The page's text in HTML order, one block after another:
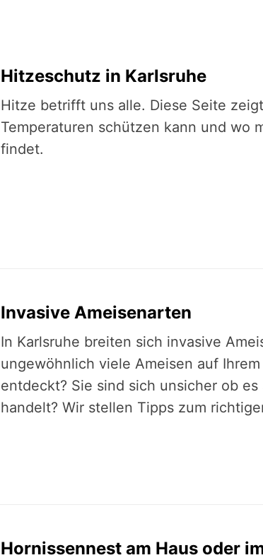
Hitzeschutz in Karlsruhe
Hitze betrifft uns alle. Diese Seite
Temperaturen schützen kann und wo
findet.
Invasive Ameisenarten
In Karlsruhe breiten sich invasive
ungewöhnlich viele Ameisen auf
entdeckt? Sie sind sich unsicher ob
handelt? Wir stellen Tipps zum
Hornissennest am Haus oder